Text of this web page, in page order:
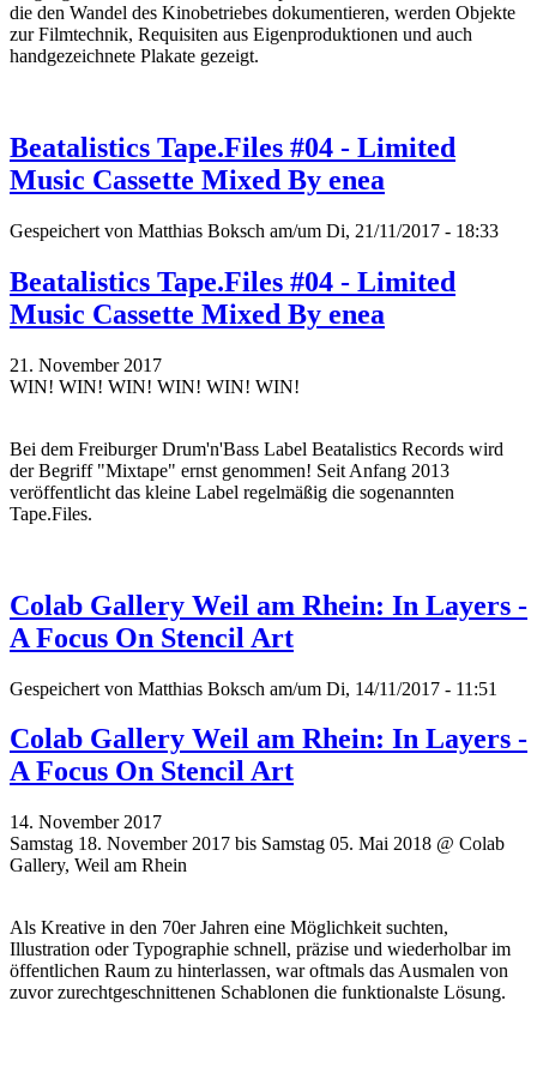
die den Wandel des Kinobetriebes dokumentieren, werden Objekte
zur Filmtechnik, Requisiten aus Eigenproduktionen und auch
handgezeichnete Plakate gezeigt.
Beatalistics Tape.Files #04 - Limited
Music Cassette Mixed By enea
Gespeichert von Matthias Boksch am/um Di, 21/11/2017 - 18:33
Beatalistics Tape.Files #04 - Limited
Music Cassette Mixed By enea
21. November 2017
WIN! WIN! WIN! WIN! WIN! WIN!
Bei dem Freiburger Drum'n'Bass Label Beatalistics Records wird
der Begriff "Mixtape" ernst genommen! Seit Anfang 2013
veröffentlicht das kleine Label regelmäßig die sogenannten
Tape.Files.
Colab Gallery Weil am Rhein: In Layers -
A Focus On Stencil Art
Gespeichert von Matthias Boksch am/um Di, 14/11/2017 - 11:51
Colab Gallery Weil am Rhein: In Layers -
A Focus On Stencil Art
14. November 2017
Samstag 18. November 2017 bis Samstag 05. Mai 2018 @ Colab
Gallery, Weil am Rhein
Als Kreative in den 70er Jahren eine Möglichkeit suchten,
Illustration oder Typographie schnell, präzise und wiederholbar im
öffentlichen Raum zu hinterlassen, war oftmals das Ausmalen von
zuvor zurechtgeschnittenen Schablonen die funktionalste Lösung.